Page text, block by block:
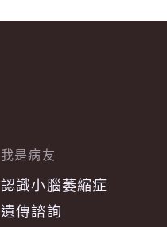
我是病友
認識小腦萎縮症
遺傳諮詢